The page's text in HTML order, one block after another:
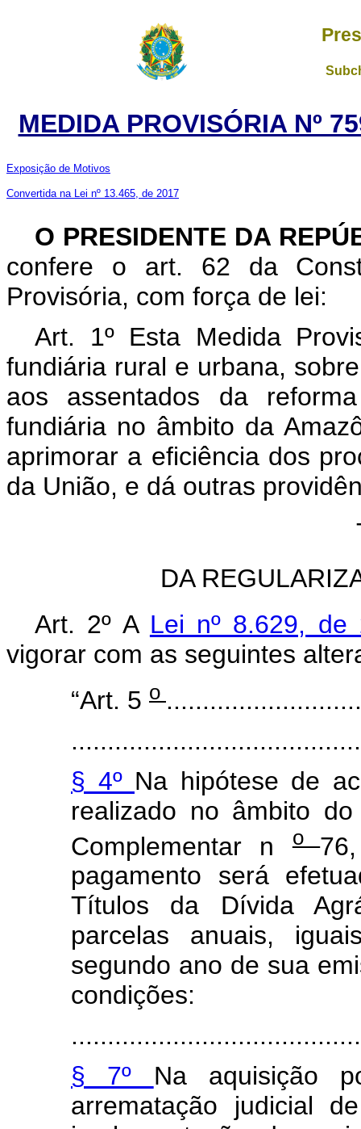
MEDIDA PROVISÓRIA Nº
Exposição de Motivos
Convertida na Lei nº 13.465, de 2017
O PRESIDENTE DA
confere o art. 62 da
Provisória, com força de lei:
Art. 1º Esta Medida
fundiária rural e urbana,
aos assentados da
fundiária no âmbito da
aprimorar a eficiência dos
da União, e dá outras
DA
Art. 2º A Lei nº 8.629,
vigorar com as seguintes
“Art. 5 o
§ 4º Na hipótese de
realizado no âmbito
Complementar no
pagamento será
Títulos da Dívida
parcelas anuais,
segundo ano de sua
condições:
§ 7º Na aquisição
arrematação judicial